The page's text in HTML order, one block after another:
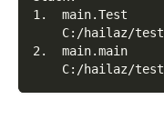
1.  main.Test
C:/hailaz/
2.  main.main
C:/hailaz/